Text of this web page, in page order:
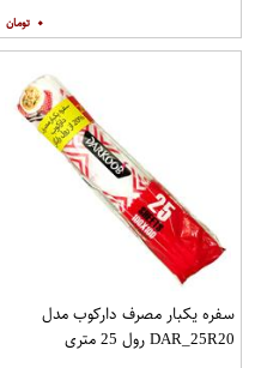
۰
سفره یکبار مصرف دارکوب مدل
DAR_25R20 رول 25 متری